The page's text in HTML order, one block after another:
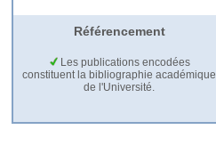
Référencement
Les publications encodées
constituent la bibliographie académique
de l'Université.